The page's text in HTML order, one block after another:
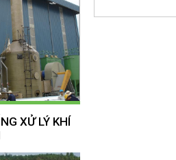
XỬ LÝ KHÍ